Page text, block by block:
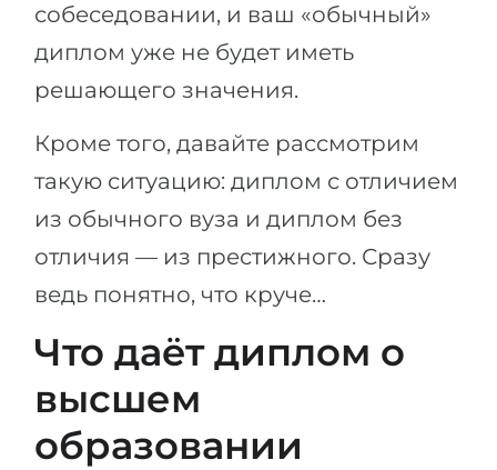
собеседовании, и ваш «обычный»
диплом уже не будет иметь
решающего значения.
Кроме того, давайте рассмотрим
такую ситуацию: диплом с отличием
из обычного вуза и диплом без
отличия — из престижного. Сразу
ведь понятно, что круче…
Что даёт диплом о
высшем
образовании